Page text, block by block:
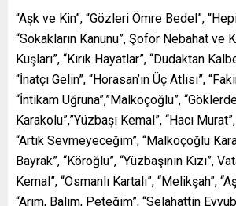
“Aşk ve Kin”, “Gözleri Ömre Bedel”,
“Sokakların Kanunu”, Şoför Nebahat ve
Kuşları”, “Kırık Hayatlar”, “Dudaktan
“İnatçı Gelin”, “Horasan’ın Üç Atlısı”,
“İntikam Uğruna”,”Malkoçoğlu”,
Karakolu”,”Yüzbaşı Kemal”, “Hacı
“Artık Sevmeyeceğim”, “Malkoçoğlu
Bayrak”, “Köroğlu”, “Yüzbaşının Kızı”,
Kemal”, “Osmanlı Kartalı”, “Melikşah”,
“Arım, Balım, Peteğim”, “Selahattin